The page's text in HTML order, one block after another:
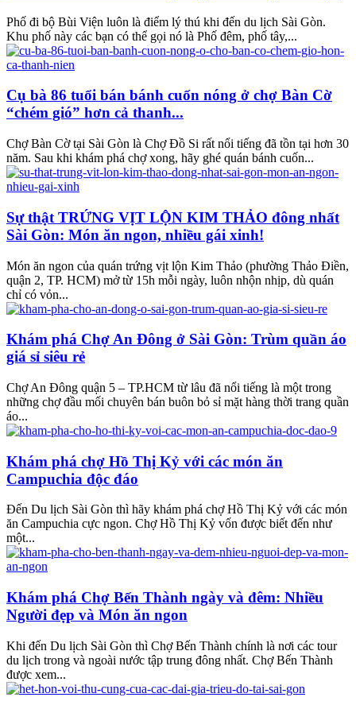
Phố đi bộ Bùi Viện luôn là điểm lý thú khi đến du lịch Sài Gòn.
Khu phố này các bạn có thể gọi nó là Phố đêm, phố tây,...
Cụ bà 86 tuổi bán bánh cuốn nóng ở chợ Bàn Cờ
“chém gió” hơn cả thanh...
Chợ Bàn Cờ tại Sài Gòn là Chợ Đồ Si rất nổi tiếng đã tồn tại hơn 30
năm. Sau khi khám phá chợ xong, hãy ghé quán bánh cuốn...
Sự thật TRỨNG VỊT LỘN KIM THẢO đông nhất
Sài Gòn: Món ăn ngon, nhiều gái xinh!
Món ăn ngon của quán trứng vịt lộn Kim Thảo (phường Thảo Điền,
quận 2, TP. HCM) mở từ 15h mỗi ngày, luôn nhộn nhịp, dù quán
chỉ có vỏn...
Khám phá Chợ An Đông ở Sài Gòn: Trùm quần áo
giá sỉ siêu rẻ
Chợ An Đông quận 5 – TP.HCM từ lâu đã nổi tiếng là một trong
những chợ đầu mối chuyên bán buôn bỏ sỉ mặt hàng thời trang quần
áo...
Khám phá chợ Hồ Thị Kỷ với các món ăn
Campuchia độc đáo
Đến Du lịch Sài Gòn thì hãy khám phá chợ Hồ Thị Kỷ với các món
ăn Campuchia cực ngon. Chợ Hồ Thị Kỷ vốn được biết đến như
một...
Khám phá Chợ Bến Thành ngày và đêm: Nhiều
Người đẹp và Món ăn ngon
Khi đến Du lịch Sài Gòn thì Chợ Bến Thành chính là nơi các tour
du lịch trong và ngoài nước tập trung đông nhất. Chợ Bến Thành
được xem...